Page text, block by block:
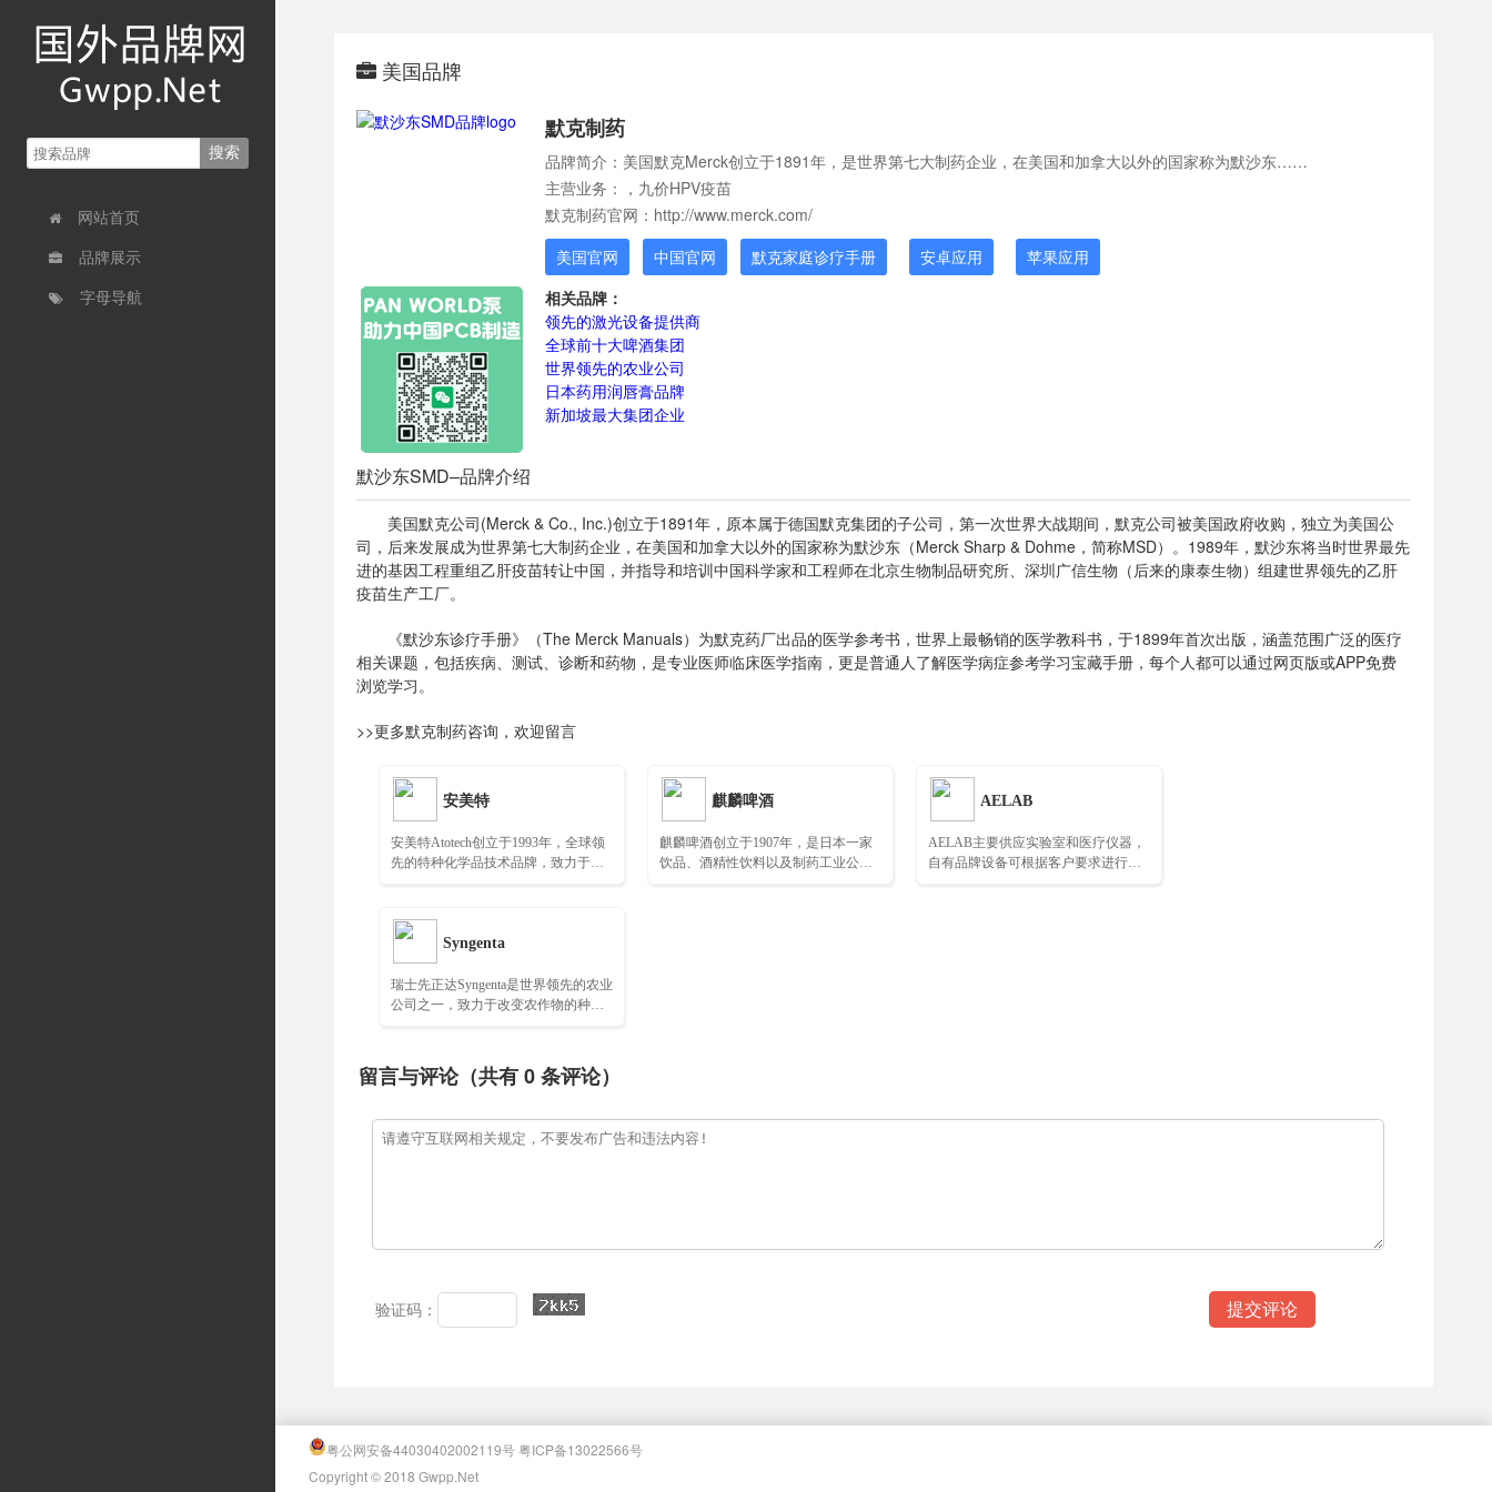
网站首页
品牌展示
字母导航
美国品牌
默克制药
品牌简介：美国默克Merck创立于1891年，是世界第七大制药企业，在美国和加拿大以外的国家称为默沙东……
主营业务：，九价HPV疫苗
默克制药官网：http://www.merck.com/
美国官网
中国官网 默克家庭诊疗手册 安卓应用
苹果应用
相关品牌：
领先的激光设备提供商
全球前十大啤酒集团
世界领先的农业公司
日本药用润唇膏品牌
新加坡最大集团企业
默沙东SMD–品牌介绍
美国默克公司(Merck & Co., Inc.)创立于1891年，原本属于德国默克集团的子公司，第一次世界大战期间，默克公司被美国政府收购，独立为美国公
司，后来发展成为世界第七大制药企业，在美国和加拿大以外的国家称为默沙东（Merck Sharp & Dohme，简称MSD）。1989年，默沙东将当时世界最先
进的基因工程重组乙肝疫苗转让中国，并指导和培训中国科学家和工程师在北京生物制品研究所、深圳广信生物（后来的康泰生物）组建世界领先的乙肝
疫苗生产工厂。
《默沙东诊疗手册》（The Merck Manuals）为默克药厂出品的医学参考书，世界上最畅销的医学教科书，于1899年首次出版，涵盖范围广泛的医疗
相关课题，包括疾病、测试、诊断和药物，是专业医师临床医学指南，更是普通人了解医学病症参考学习宝藏手册，每个人都可以通过网页版或APP免费
浏览学习。
>>更多默克制药咨询，欢迎留言
安美特
安美特Atotech创立于1993年，全球领
先的特种化学品技术品牌，致力于开
麒麟啤酒
麒麟啤酒创立于1907年，是日本一家
饮品、酒精性饮料以及制药工业公
AELAB
AELAB主要供应实验室和医疗仪器，
自有品牌设备可根据客户要求进行
Syngenta
瑞士先正达Syngenta是世界领先的农业
公司之一，致力于改变农作物的种植
留言与评论（共有0条评论）
验证码：
粤公网安备44030402002119号粤ICP备13022566号
Copyright © 2018 Gwpp.Net